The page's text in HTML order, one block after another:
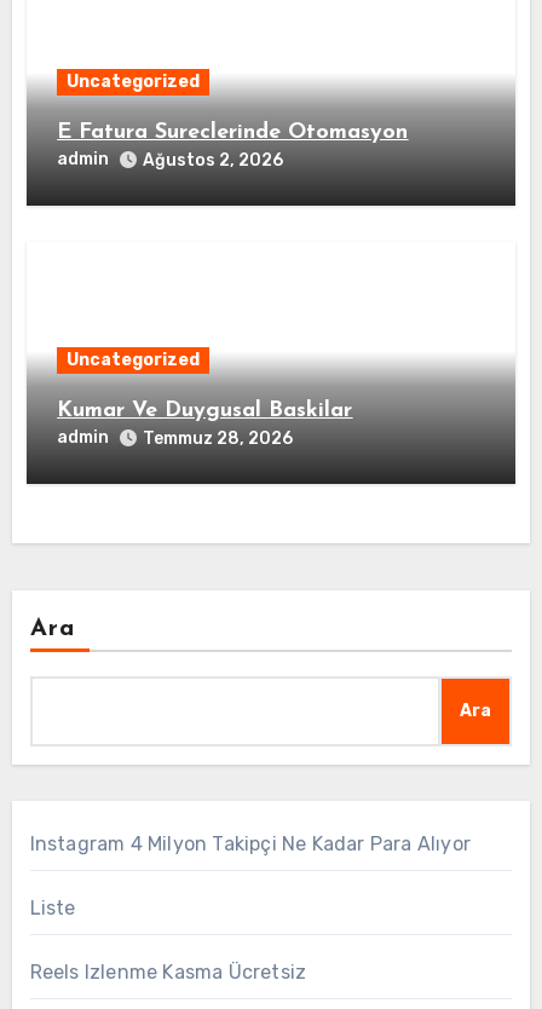
Uncategorized
E Fatura Sureclerinde Otomasyon
admin Ağustos 2, 2026
Uncategorized
Kumar Ve Duygusal Baskilar
admin Temmuz 28, 2026
Ara
Ara
Instagram 4 Milyon Takipçi Ne Kadar Para Alıyor
Liste
Reels Izlenme Kasma Ücretsiz